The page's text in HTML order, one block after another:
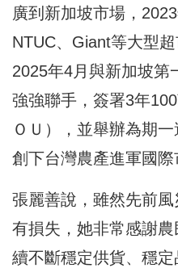
廣到新加坡市場，
NTUC、Giant等大型
2025年4月與新加坡第
強強聯手，簽署3年
ＯＵ），並舉辦為期
創下台灣農產進軍國際
張麗善說，雖然先前
有損失，她非常感謝
續不斷穩定供貨、穩